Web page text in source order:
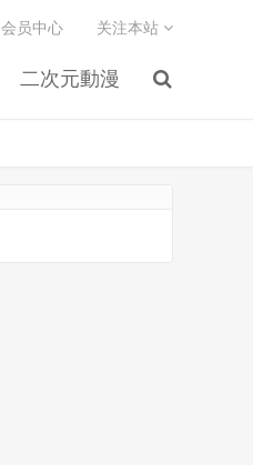
二次元動漫
会员中心 关注本站